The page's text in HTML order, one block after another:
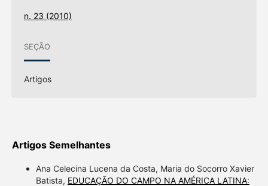
n. 23 (2010)
SEÇÃO
Artigos
Artigos Semelhantes
Ana Celecina Lucena da Costa, Maria do Socorro Xavier
Batista, EDUCAÇÃO DO CAMPO NA AMÉRICA LATINA: